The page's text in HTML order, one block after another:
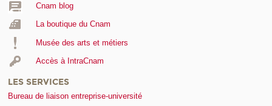
Cnam blog
La boutique du Cnam
Musée des arts et métiers
Accès à IntraCnam
LES SERVICES
Bureau de liaison entreprise-université